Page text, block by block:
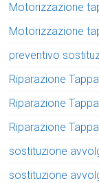
Motorizzazione
Motorizzazione
preventivo
Riparazione
Riparazione
Riparazione
sostituzione
sostituzione